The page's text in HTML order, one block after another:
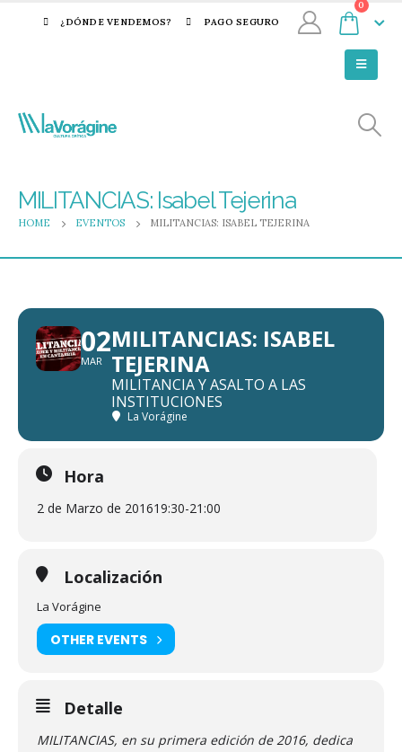
¿DÓNDE VENDEMOS? PAGO SEGURO
0
MILITANCIAS: Isabel Tejerina
HOME EVENTOS MILITANCIAS: ISABEL TEJERINA
02
MAR
MILITANCIAS: ISABEL
TEJERINA
MILITANCIA Y ASALTO A LAS
INSTITUCIONES
La Vorágine
Hora
2 de Marzo de 201619:30-21:00
Localización
La Vorágine
OTHER EVENTS
Detalle
MILITANCIAS, en su primera edición de 2016, dedica